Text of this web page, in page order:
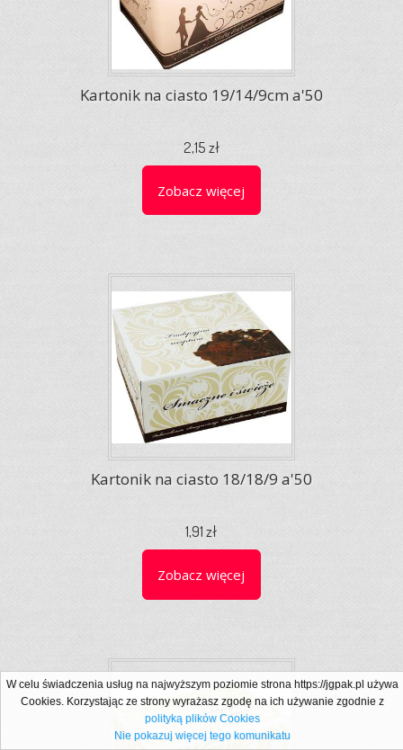
Kartonik na ciasto 19/14/9cm a'50
2,15 zł
Zobacz więcej
Kartonik na ciasto 18/18/9 a'50
1,91 zł
Zobacz więcej
W celu świadczenia usług na najwyższym poziomie strona https://jgpak.pl używa
Cookies. Korzystając ze strony wyrażasz zgodę na ich używanie zgodnie z
polityką plików Cookies
Nie pokazuj więcej tego komunikatu